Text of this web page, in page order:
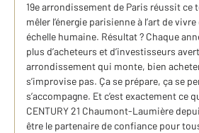
19e arrondissement de Paris réussit ce
mêler l’énergie parisienne à l’art de
échelle humaine. Résultat ? Chaque
plus d’acheteurs et d’investisseurs
arrondissement qui monte, bien
s’improvise pas. Ça se prépare, ça se
s’accompagne. Et c’est exactement ce
CENTURY 21 Chaumont-Laumière
être le partenaire de confiance pour